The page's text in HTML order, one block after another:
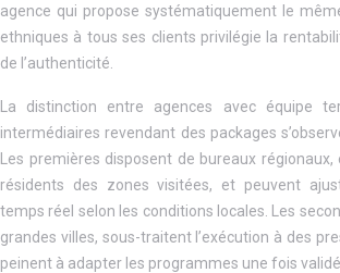
agence qui propose systématiquement le
ethniques à tous ses clients privilégie la
de l’authenticité.
La distinction entre agences avec équipe
intermédiaires revendant des packages
Les premières disposent de bureaux
résidents des zones visitées, et peuvent
temps réel selon les conditions locales. Les
grandes villes, sous-traitent l’exécution à des
peinent à adapter les programmes une fois